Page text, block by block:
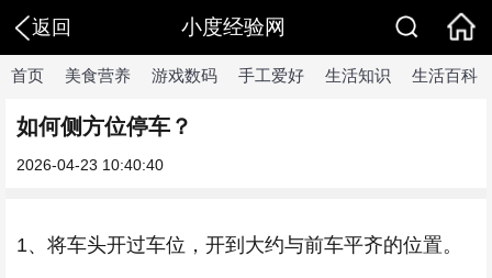
返回 小度经验网
首页 美食营养 游戏数码 手工爱好 生活知识 生活百科
如何侧方位停车？
2026-04-23 10:40:40
1、将车头开过车位，开到大约与前车平齐的位置。